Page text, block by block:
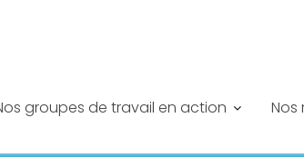
groupes de travail en action Nos